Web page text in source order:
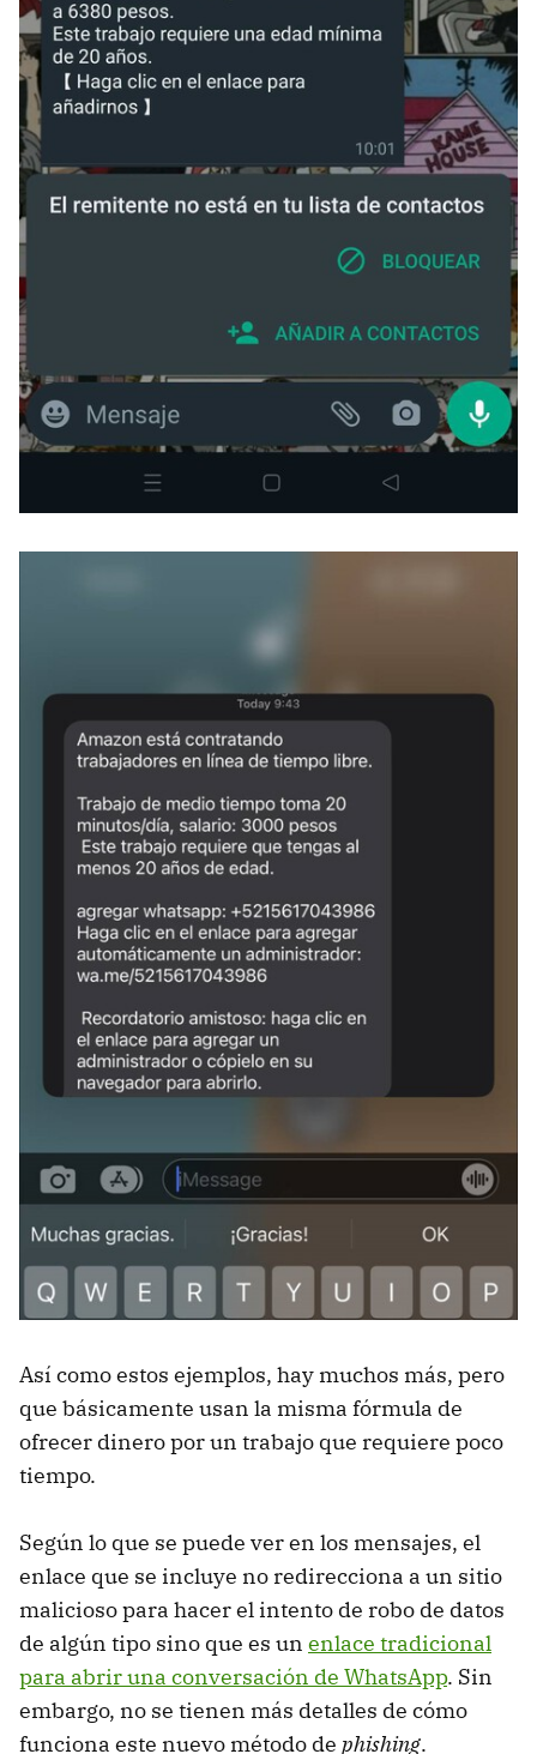
Así como estos ejemplos, hay muchos más, pero
que básicamente usan la misma fórmula de
ofrecer dinero por un trabajo que requiere poco
tiempo.
Según lo que se puede ver en los mensajes, el
enlace que se incluye no redirecciona a un sitio
malicioso para hacer el intento de robo de datos
de algún tipo sino que es un enlace tradicional
para abrir una conversación de WhatsApp. Sin
embargo, no se tienen más detalles de cómo
funciona este nuevo método de phishing.